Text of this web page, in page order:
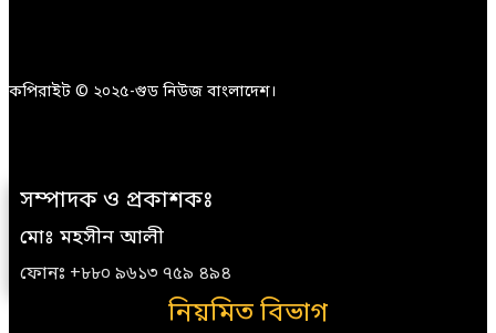
কপিরাইট © ২০২৫-গুড নিউজ বাংলাদেশ।
সম্পাদক ও প্রকাশকঃ
মোঃ মহসীন আলী
ফোনঃ +৮৮০ ৯৬১৩ ৭৫৯ ৪৯৪
নিয়মিত বিভাগ